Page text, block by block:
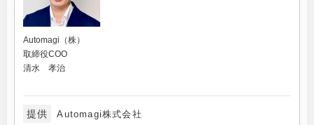
Automagi（株）
取締役COO
清水 孝治
提供 Automagi株式会社